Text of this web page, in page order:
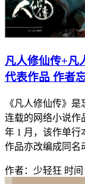
凡人修仙传+凡
代表作品 作者
《凡人修仙传》
连载的网络小说作
年 1 月，该作单行
作品亦改编成同名
作者：少轻狂 时间